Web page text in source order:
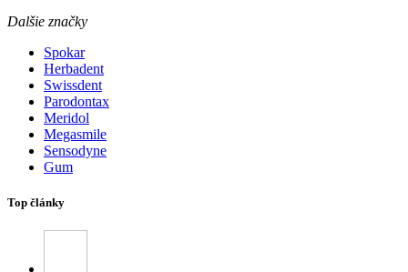
Dalšie značky
Spokar
Herbadent
Swissdent
Parodontax
Meridol
Megasmile
Sensodyne
Gum
Top články